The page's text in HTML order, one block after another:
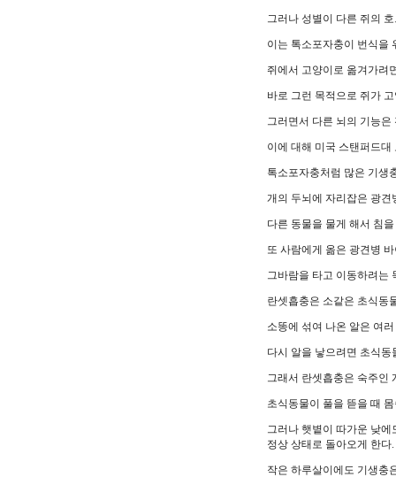
그러나 성별이 다른 쥐의
이는 톡소포자충이 번식을
쥐에서 고양이로 옮겨가려
바로 그런 목적으로 쥐가
그러면서 다른 뇌의 기능은
이에 대해 미국 스탠퍼드
톡소포자충처럼 많은 기생
개의 두뇌에 자리잡은 광
다른 동물을 물게 해서 침
또 사람에게 옮은 광견병
그바람을 타고 이동하려는
란셋흡충은 소같은 초식동
소똥에 섞여 나온 알은 여
다시 알을 낳으려면 초식
그래서 란셋흡충은 숙주인
초식동물이 풀을 뜯을 때
그러나 햇볕이 따가운 낮
정상 상태로 돌아오게 한다.
작은 하루살이에도 기생충